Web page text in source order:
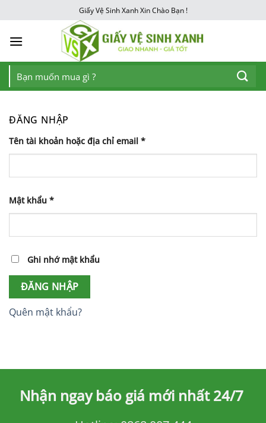
đến
nội
Giấy Vệ Sinh Xanh Xin Chào Bạn !
Tìm
kiếm:
ĐĂNG NHẬP
Tên tài khoản hoặc địa chỉ email *
Mật khẩu *
Ghi nhớ mật khẩu
ĐĂNG NHẬP
Quên mật khẩu?
Nhận ngay báo giá mới nhất 24/7